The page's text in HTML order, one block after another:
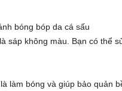
bóng bóp da cá sấu
sáp không màu. Bạn có thể
làm bóng và giúp bảo quản